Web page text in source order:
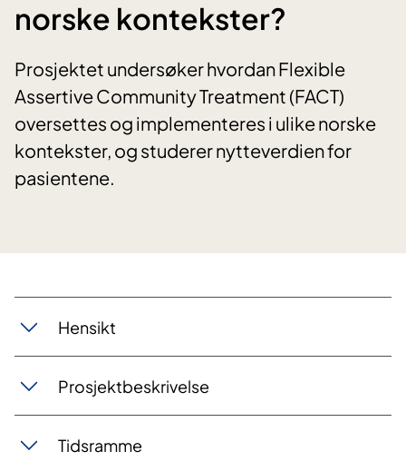
norske kontekster?
Prosjektet undersøker hvordan Flexible
Assertive Community Treatment (FACT)
oversettes og implementeres i ulike norske
kontekster, og studerer nytteverdien for
pasientene.
Hensikt
Prosjektbeskrivelse
Tidsramme